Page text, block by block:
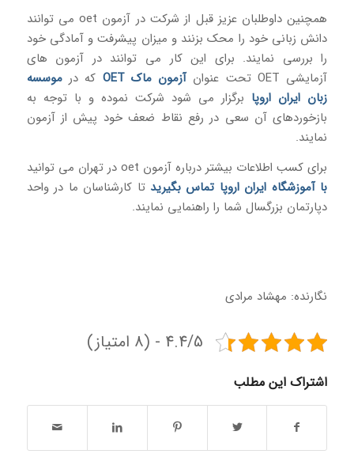
همچنین داوطلبان عزیز قبل از شرکت در آزمون oet می توانند
دانش زبانی خود را محک بزنند و میزان پیشرفت و آمادگی خود
را بررسی نمایند. برای این کار می توانند در آزمون های
آزمایشی OET تحت عنوان
آزمون ماک OET که درموسسه
زبان ایران اروپا برگزار می شود شرکت نموده و با توجه به
بازخوردهای آن سعی در رفع نقاط ضعف خود پیش از آزمون
نمایند.
برای کسب اطلاعات بیشتر درباره آزمون oet در تهران می توانید
با آموزشگاه ایران اروپا تماس بگیرید تا کارشناسان ما در واحد
دپارتمان بزرگسال شما را راهنمایی نمایند.
نگارنده: مهشاد مرادی
4.4/5 - (8 امتیاز)
اشتراک این مطلب